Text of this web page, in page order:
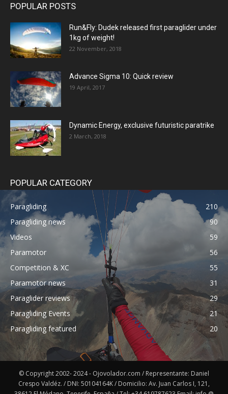
POPULAR POSTS
Run&Fly: Dudek released first paraglider under
1kg of weight!
22 November, 2018
Advance Sigma 10: Quick review
19 April, 2017
Dynamic Energy, exclusive futuristic paratrike
2 March, 2018
POPULAR CATEGORY
Paragliding
210
Paragliding news
90
Videos
59
Paramotor
56
Competition & XC
55
Paramotor news
31
Paraglider reviews
29
Paragliding Events
21
Paragliding featured
20
© Copyright 2002- 2024 - Ojovolador.com / Representante: Daniel
Crespo Valdéz. / DNI: 50104164K / Domicilio: Av. Juan Carlos I, 121,